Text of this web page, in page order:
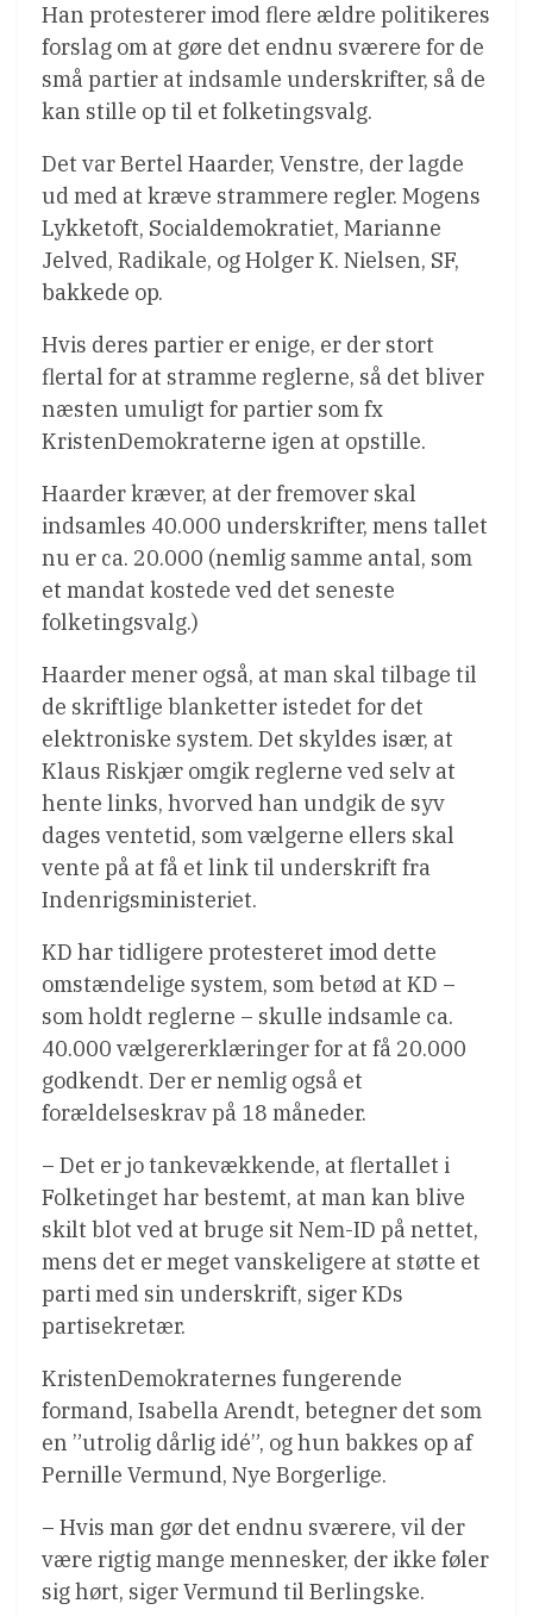
Han protesterer imod flere ældre politikeres
forslag om at gøre det endnu sværere for de
små partier at indsamle underskrifter, så de
kan stille op til et folketingsvalg.
Det var Bertel Haarder, Venstre, der lagde
ud med at kræve strammere regler. Mogens
Lykketoft, Socialdemokratiet, Marianne
Jelved, Radikale, og Holger K. Nielsen, SF,
bakkede op.
Hvis deres partier er enige, er der stort
flertal for at stramme reglerne, så det bliver
næsten umuligt for partier som fx
KristenDemokraterne igen at opstille.
Haarder kræver, at der fremover skal
indsamles 40.000 underskrifter, mens tallet
nu er ca. 20.000 (nemlig samme antal, som
et mandat kostede ved det seneste
folketingsvalg.)
Haarder mener også, at man skal tilbage til
de skriftlige blanketter istedet for det
elektroniske system. Det skyldes især, at
Klaus Riskjær omgik reglerne ved selv at
hente links, hvorved han undgik de syv
dages ventetid, som vælgerne ellers skal
vente på at få et link til underskrift fra
Indenrigsministeriet.
KD har tidligere protesteret imod dette
omstændelige system, som betød at KD –
som holdt reglerne – skulle indsamle ca.
40.000 vælgererklæringer for at få 20.000
godkendt. Der er nemlig også et
forældelseskrav på 18 måneder.
– Det er jo tankevækkende, at flertallet i
Folketinget har bestemt, at man kan blive
skilt blot ved at bruge sit Nem-ID på nettet,
mens det er meget vanskeligere at støtte et
parti med sin underskrift, siger KDs
partisekretær.
KristenDemokraternes fungerende
formand, Isabella Arendt, betegner det som
en ”utrolig dårlig idé”, og hun bakkes op af
Pernille Vermund, Nye Borgerlige.
– Hvis man gør det endnu sværere, vil der
være rigtig mange mennesker, der ikke føler
sig hørt, siger Vermund til Berlingske.